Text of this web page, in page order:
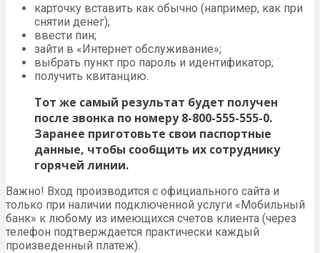
карточку вставить как обычно (например, как при
снятии денег);
ввести пин;
зайти в «Интернет обслуживание»;
выбрать пункт про пароль и идентификатор;
получить квитанцию.
Тот же самый результат будет получен
после звонка по номеру 8-800-555-555-0.
Заранее приготовьте свои паспортные
данные, чтобы сообщить их сотруднику
горячей линии.
Важно! Вход производится с официального сайта и
только при наличии подключенной услуги «Мобильный
банк» к любому из имеющихся счетов клиента (через
телефон подтверждается практически каждый
произведенный платеж).